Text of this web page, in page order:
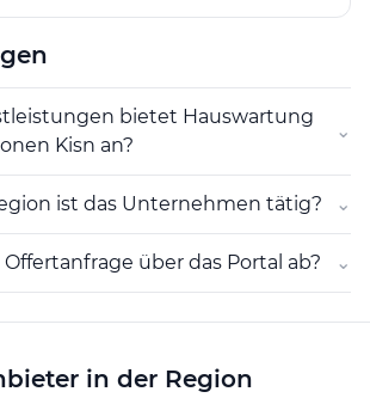
Betreuung und qualifizierte
in der Region Wil SG suchen.
bietet Hauswartung
Kisn an?
⌄
ist das Unternehmen tätig? ⌄
über das Portal ab? ⌄
in der Region